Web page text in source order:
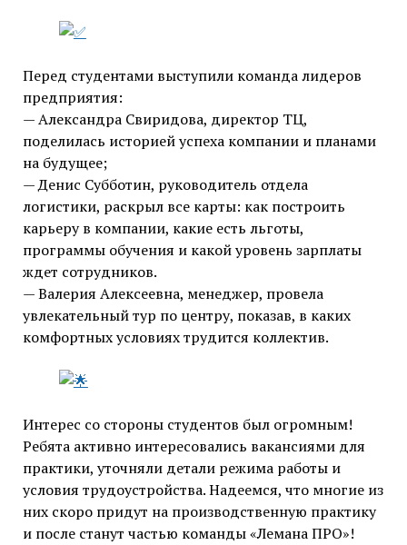
Перед студентами выступили команда лидеров
предприятия:
— Александра Свиридова, директор ТЦ,
поделилась историей успеха компании и планами
на будущее;
— Денис Субботин, руководитель отдела
логистики, раскрыл все карты: как построить
карьеру в компании, какие есть льготы,
программы обучения и какой уровень зарплаты
ждет сотрудников.
— Валерия Алексеевна, менеджер, провела
увлекательный тур по центру, показав, в каких
комфортных условиях трудится коллектив.
Интерес со стороны студентов был огромным!
Ребята активно интересовались вакансиями для
практики, уточняли детали режима работы и
условия трудоустройства. Надеемся, что многие из
них скоро придут на производственную практику
и после станут частью команды «Лемана ПРО»!